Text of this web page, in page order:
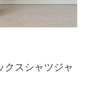
クスシャツジャ